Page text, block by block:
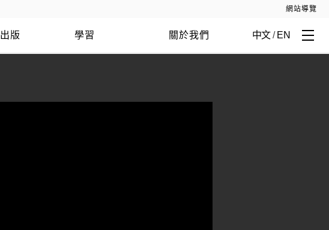
網站導覽
版 學習 關於我們 中文 / EN